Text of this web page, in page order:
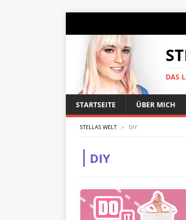
DAS
STARTSEITE ÜBER MICH
STELLAS WELT > DIY
DIY